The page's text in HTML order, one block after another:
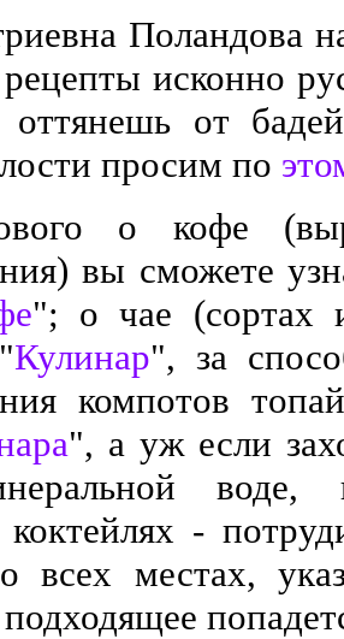
Поландова
исконно
от
просим по
о кофе
вы сможете
"; о чае (сортах
Кулинар", за
компотов
", а уж если
воде,
-
всех местах,